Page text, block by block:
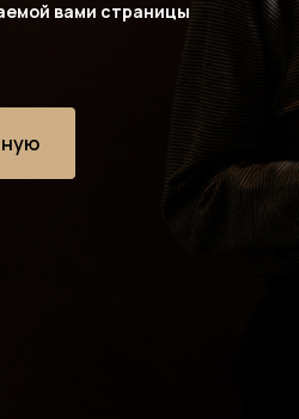
вами страницы